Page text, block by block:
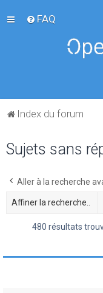
FAQ
Index du forum
Sujets sans
Aller à la recherche
480 résultats